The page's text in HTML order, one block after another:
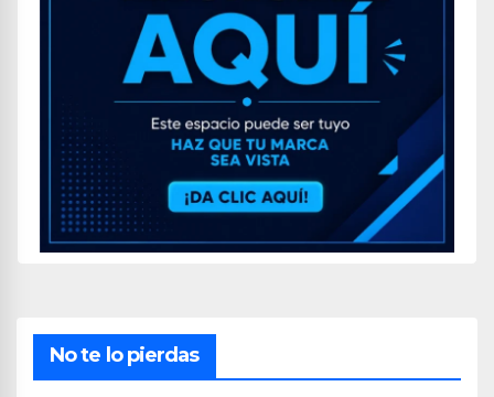
No te lo pierdas